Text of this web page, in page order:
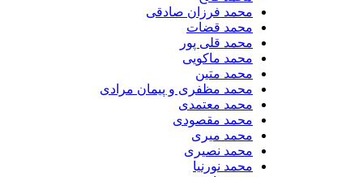
محمد فرزان صادقی
محمد قضات
محمد قلی پور
محمد ماکویی
محمد متین
محمد مظفری و پیمان مرادی
محمد معتمدی
محمد مقصودی
محمد میری
محمد نصیری
محمد نورنیا